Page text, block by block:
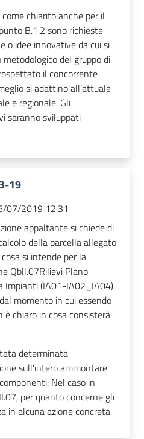
come chiarito anche per il
B.1.2 sono richieste
o idee innovative da cui si
metodologico del gruppo di
il concorrente
si adattino all’attuale
e regionale. Gli
saranno sviluppati
19
07/2019 12:31
appaltante si chiede di
della parcella allegato
si intende per la
Qbll.07Rilievi Plano
Impianti (IA01-IA02_IA04).
momento in cui essendo
chiaro in cosa consisterà
determinata
sull’intero ammontare
Nel caso in
per quanto concerne gli
in alcuna azione concreta.